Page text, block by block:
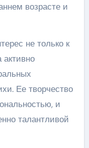
возрасте и
не только к
активно
Ее творчество
и
талантливой